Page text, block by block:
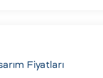
Fiyatları